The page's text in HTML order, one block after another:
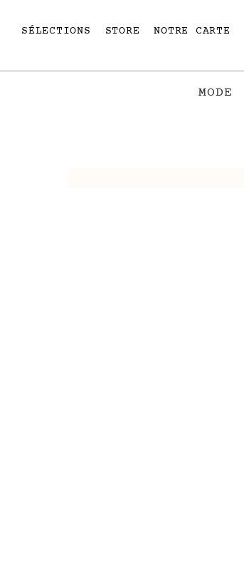
SÉLECTIONS STORE NOTRE CARTE
MODE